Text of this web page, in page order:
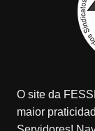
O site da
maior